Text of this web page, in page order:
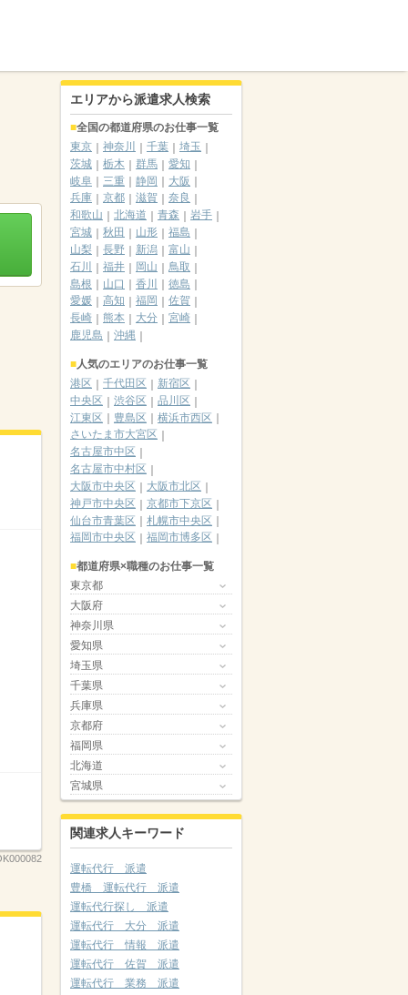
エリアから派遣求人検索
全国の都道府県のお仕事一覧
東京
神奈川 千葉
埼玉
茨城
栃木 群馬
愛知
岐阜
三重 静岡
大阪
兵庫
京都 滋賀
奈良
和歌山
北海道 青森
岩手
宮城
秋田 山形
福島
山梨
長野 新潟
富山
石川
福井 岡山
鳥取
島根
山口 香川
徳島
愛媛
高知 福岡
佐賀
長崎
熊本 大分
宮崎
鹿児島
沖縄
人気のエリアのお仕事一覧
港区
千代田区
新宿区
中央区
渋谷区
品川区
江東区
豊島区
横浜市西区
さいたま市大宮区
名古屋市中区
名古屋市中村区
大阪市中央区
大阪市北区
神戸市中央区
京都市下京区
仙台市青葉区
札幌市中央区
福岡市中央区
福岡市博多区
都道府県×職種のお仕事一覧
東京都
大阪府
神奈川県
愛知県
埼玉県
千葉県
兵庫県
京都府
福岡県
北海道
宮城県
関連求人キーワード
運転代行 派遣
豊橋 運転代行 派遣
運転代行探し 派遣
運転代行 大分 派遣
運転代行 情報 派遣
運転代行 佐賀 派遣
運転代行 業務 派遣